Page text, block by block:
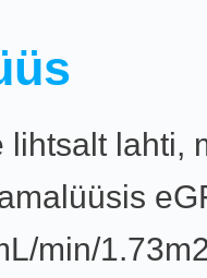
lihtsalt lahti,
min/